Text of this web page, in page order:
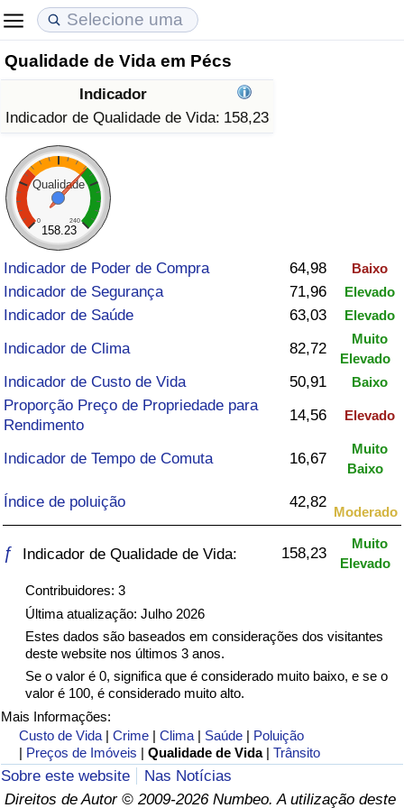
Qualidade de Vida em Pécs
Indicador
Indicador de Qualidade de Vida: 158,23
Qualidade
0 240
158.23
Indicador de Poder de Compra 64,98 Baixo
Indicador de Segurança 71,96 Elevado
Indicador de Saúde 63,03 Elevado
Indicador de Clima 82,72
Muito
Elevado
Indicador de Custo de Vida 50,91 Baixo
Proporção Preço de Propriedade para
Rendimento
14,56 Elevado
Indicador de Tempo de Comuta 16,67
Muito
Baixo
Índice de poluição 42,82
Moderado
ƒ Indicador de Qualidade de Vida: 158,23
Muito
Elevado
Contribuidores: 3
Última atualização: Julho 2026
Estes dados são baseados em considerações dos visitantes
deste website nos últimos 3 anos.
Se o valor é 0, significa que é considerado muito baixo, e se o
valor é 100, é considerado muito alto.
Mais Informações:
Custo de Vida |Crime |Clima | Saúde | Poluição
| Preços de Imóveis |Qualidade de Vida |Trânsito
Sobre este website
Nas Notícias
Direitos de Autor © 2009-2026 Numbeo. A utilização deste
Custo de Vida
Indicador de Custo de Vida (Atual)
Indicador de Custo de Vida
Indicador de Custo de Vida Por País
em Aqaba
Preços de Imóveis
Indicador de Preços de Imóveis (Atual)
Indicador de Preços de Imóveis
Indicador de Preços de Imóveis por País
Qualidade de Vida
Indicador de Qualidade de Vida
Indicador de Qualidade de Vida (Atual)
Índice de qualidade de vida por país
Crime
Taxa do Indicador de Crime (Atual)
Indicador de Crime
Índice de criminalidade por país
Saúde
Indicador de Saúde
Poluição
Índice de poluição
Indicador de Poluição por País
Trânsito